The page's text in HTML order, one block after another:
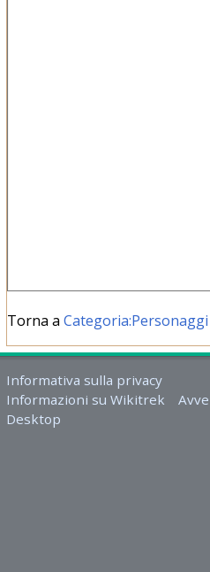
Torna a
Informativa sulla privacy
Informazioni su Wikitrek
Desktop